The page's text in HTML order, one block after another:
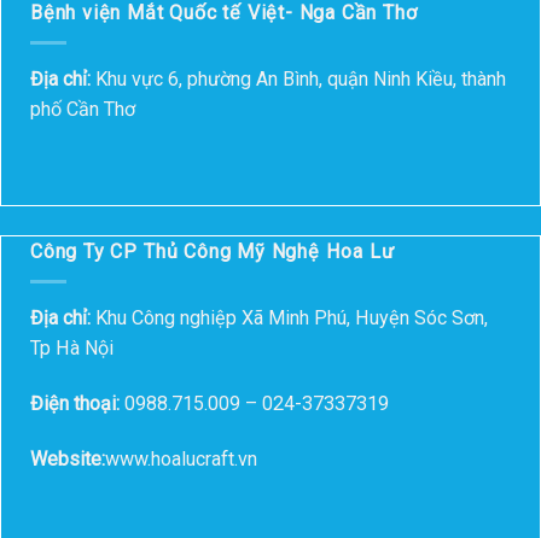
Bệnh viện Mắt Quốc tế Việt- Nga Cần Thơ
Địa chỉ: Khu vực 6, phường An Bình, quận Ninh Kiều, thành
phố Cần Thơ
Công Ty CP Thủ Công Mỹ Nghệ Hoa Lư
Địa chỉ: Khu Công nghiệp Xã Minh Phú, Huyện Sóc Sơn,
Tp Hà Nội
Điện thoại: 0988.715.009 – 024-37337319
Website:www.hoalucraft.vn